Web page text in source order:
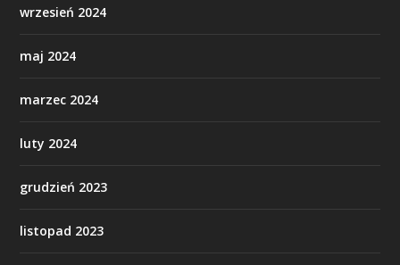
wrzesień 2024
maj 2024
marzec 2024
luty 2024
grudzień 2023
listopad 2023